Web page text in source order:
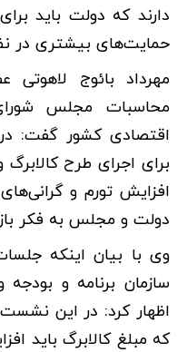
دارند که دولت باید
حمایت‌های بیشتری در
مهرداد بائوج
محاسبات مجلس
اقتصادی کشور گفت:
برای اجرای طرح کالابرگ
افزایش تورم و
دولت و مجلس به فکر
وی با بیان اینکه
سازمان برنامه و
اظهار کرد: در این
که مبلغ کالابرگ باید